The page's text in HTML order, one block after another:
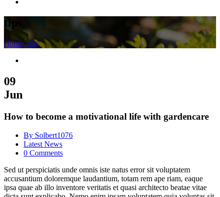
tips
Hometips
09
Jun
How to become a motivational life with gardencare
By Solbert1076
Latest News
0 Comments
Sed ut perspiciatis unde omnis iste natus error sit voluptatem
accusantium doloremque laudantium, totam rem ape riam, eaque
ipsa quae ab illo inventore veritatis et quasi architecto beatae vitae